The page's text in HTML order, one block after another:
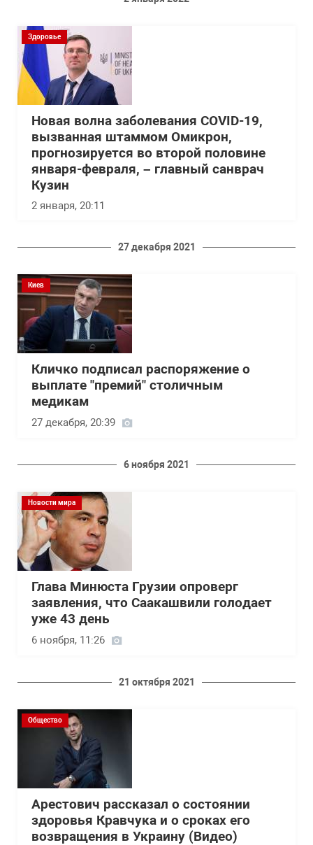
Здоровье
Новая волна заболевания COVID-19,
вызванная штаммом Омикрон,
прогнозируется во второй половине
января-февраля, – главный санврач
Кузин
2 января, 20:11
27 декабря 2021
Киев
Кличко подписал распоряжение о
выплате "премий" столичным
медикам
27 декабря, 20:39
6 ноября 2021
Новости мира
Глава Минюста Грузии опроверг
заявления, что Саакашвили голодает
уже 43 день
6 ноября, 11:26
21 октября 2021
Общество
Арестович рассказал о состоянии
здоровья Кравчука и о сроках его
возвращения в Украину (Видео)